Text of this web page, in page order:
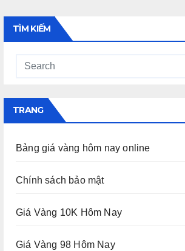
TÌM KIẾM
TRANG
Bảng giá vàng hôm nay online
Chính sách bảo mật
Giá Vàng 10K Hôm Nay
Giá Vàng 98 Hôm Nay